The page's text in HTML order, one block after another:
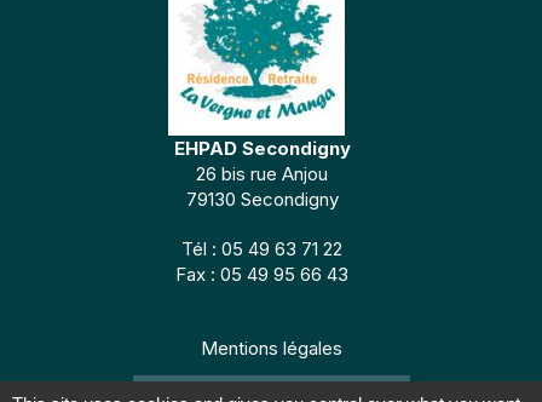
EHPAD Secondigny
26 bis rue Anjou
79130 Secondigny
Tél : 05 49 63 71 22
Fax : 05 49 95 66 43
Mentions légales
CONCEPTION : TABULARASA